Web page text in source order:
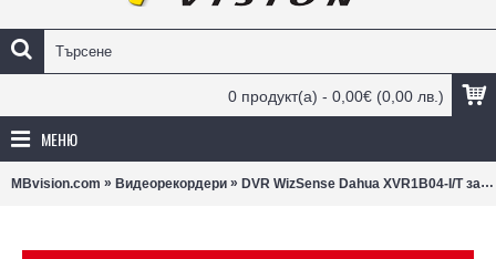
0 продукт(а) - 0,00€ (0,00 лв.)
МЕНЮ
MBvision.com » Видеорекордери » DVR WizSense Dahua XVR1B04-I/T за до 4 камери